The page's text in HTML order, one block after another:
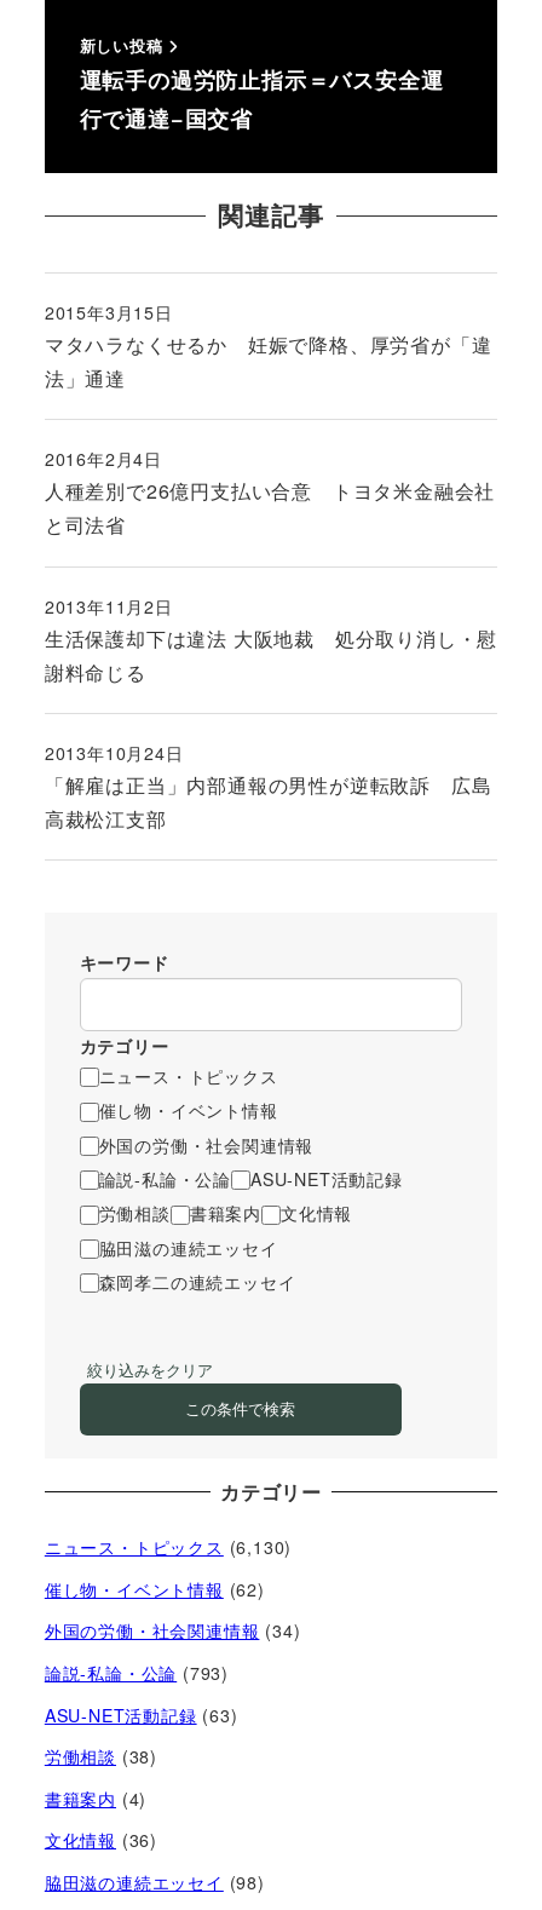
新しい投稿
運転手の過労防止指示＝バス安全運
行で通達−国交省
関連記事
マタハラなくせるか 妊娠で降格、厚労省が「違
法」通達
投稿日
2015年3月15日
人種差別で26億円支払い合意 トヨタ米金融会社
と司法省
投稿日
2016年2月4日
生活保護却下は違法 大阪地裁 処分取り消し・慰
謝料命じる
投稿日
2013年11月2日
「解雇は正当」内部通報の男性が逆転敗訴 広島
高裁松江支部
投稿日
2013年10月24日
キーワード
カテゴリー
ニュース・トピックス
催し物・イベント情報
外国の労働・社会関連情報
論説-私論・公論
ASU-NET活動記録
労働相談
書籍案内
文化情報
脇田滋の連続エッセイ
森岡孝二の連続エッセイ
絞り込みをクリア
この条件で検索
カテゴリー
ニュース・トピックス (6,130)
催し物・イベント情報 (62)
外国の労働・社会関連情報 (34)
論説-私論・公論 (793)
ASU-NET活動記録 (63)
労働相談 (38)
書籍案内 (4)
文化情報 (36)
脇田滋の連続エッセイ (98)